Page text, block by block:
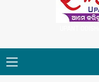
Menu